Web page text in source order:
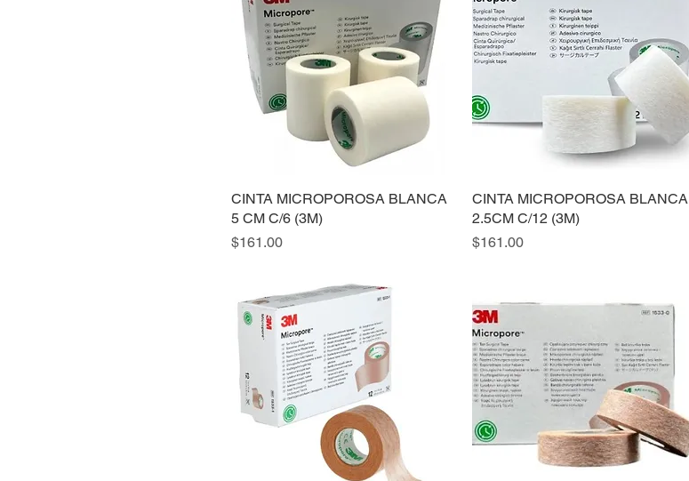
CINTA MICROPOROSA BLANCA
5 CM C/6 (3M)
Precio
$161.00
CINTA MICROPOROSA BLANCA
2.5CM C/12 (3M)
Precio
$161.00